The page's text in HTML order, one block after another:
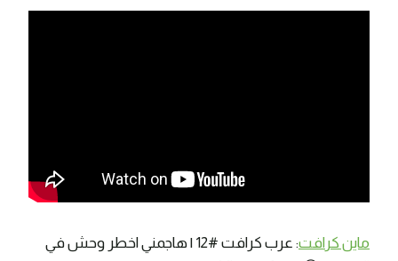
ماين كرافت: عرب كرافت #12 | هاجمني اخطر وحش في